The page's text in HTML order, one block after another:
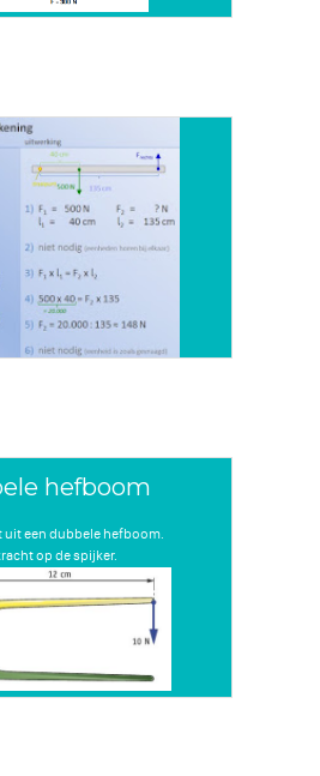
hefboom
uit een dubbele hefboom.
op de spijker.